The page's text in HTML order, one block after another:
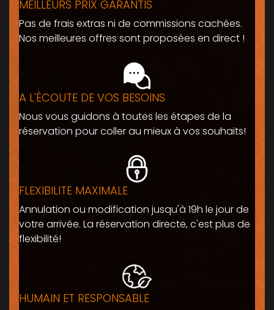
MEILLEURS PRIX GARANTIS
Pas de frais extras ni de commissions cachées.
Nos meilleures offres sont proposées en direct !
A L'ÉCOUTE DE VOS BESOINS
Nous vous guidons à toutes les étapes de la
réservation pour coller au mieux à vos souhaits!
FLEXIBILITE MAXIMALE
Annulation ou modification jusqu'à 19h le jour de
votre arrivée. La réservation directe, c'est plus de
flexibilité!
HUMAIN ET RESPONSABLE